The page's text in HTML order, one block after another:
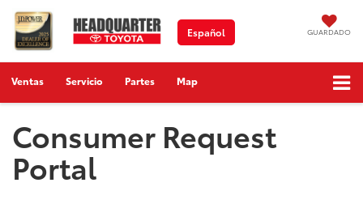
Español GUARDADO
Ventas Servicio Partes Map
Consumer Request
Portal